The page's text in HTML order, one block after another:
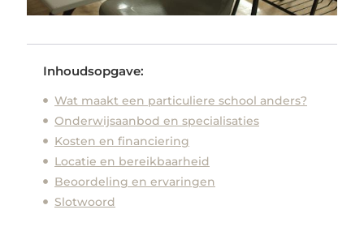
Inhoudsopgave:
Wat maakt een particuliere school anders?
Onderwijsaanbod en specialisaties
Kosten en financiering
Locatie en bereikbaarheid
Beoordeling en ervaringen
Slotwoord